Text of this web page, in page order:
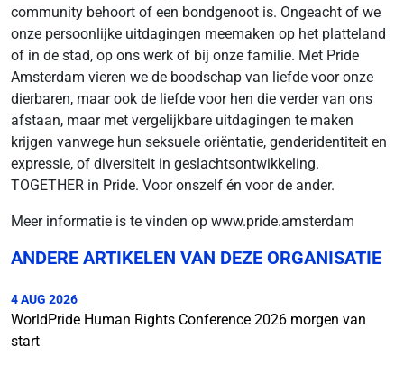
community behoort of een bondgenoot is. Ongeacht of we
onze persoonlijke uitdagingen meemaken op het platteland
of in de stad, op ons werk of bij onze familie. Met Pride
Amsterdam vieren we de boodschap van liefde voor onze
dierbaren, maar ook de liefde voor hen die verder van ons
afstaan, maar met vergelijkbare uitdagingen te maken
krijgen vanwege hun seksuele oriëntatie, genderidentiteit en
expressie, of diversiteit in geslachtsontwikkeling.
TOGETHER in Pride. Voor onszelf én voor de ander.
Meer informatie is te vinden op www.pride.amsterdam
ANDERE ARTIKELEN VAN DEZE ORGANISATIE
4 AUG 2026
WorldPride Human Rights Conference 2026 morgen van
start